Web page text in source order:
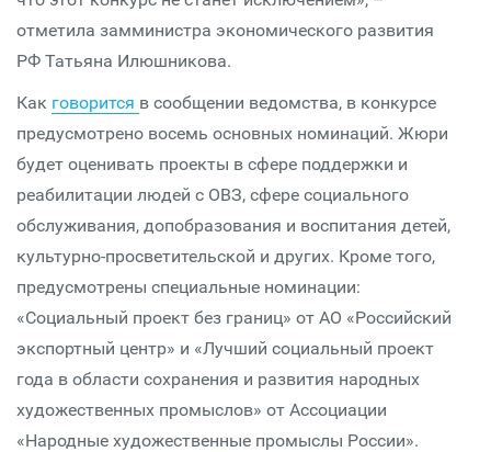
отметила замминистра экономического развития
РФ Татьяна Илюшникова.
Как говорится в сообщении ведомства, в конкурсе
предусмотрено восемь основных номинаций. Жюри
будет оценивать проекты в сфере поддержки и
реабилитации людей с ОВЗ, сфере социального
обслуживания, допобразования и воспитания детей,
культурно-просветительской и других. Кроме того,
предусмотрены специальные номинации:
«Социальный проект без границ» от АО «Российский
экспортный центр» и «Лучший социальный проект
года в области сохранения и развития народных
художественных промыслов» от Ассоциации
«Народные художественные промыслы России».